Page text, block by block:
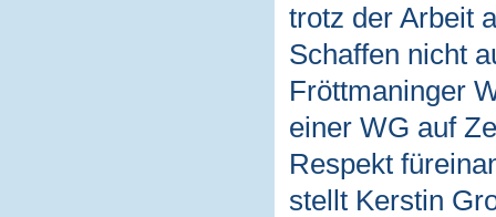
trotz der Arbeit
Schaffen nicht
Fröttmaninger
einer WG auf
Respekt
stellt Kerstin